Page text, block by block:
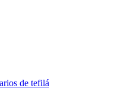
de tefilá